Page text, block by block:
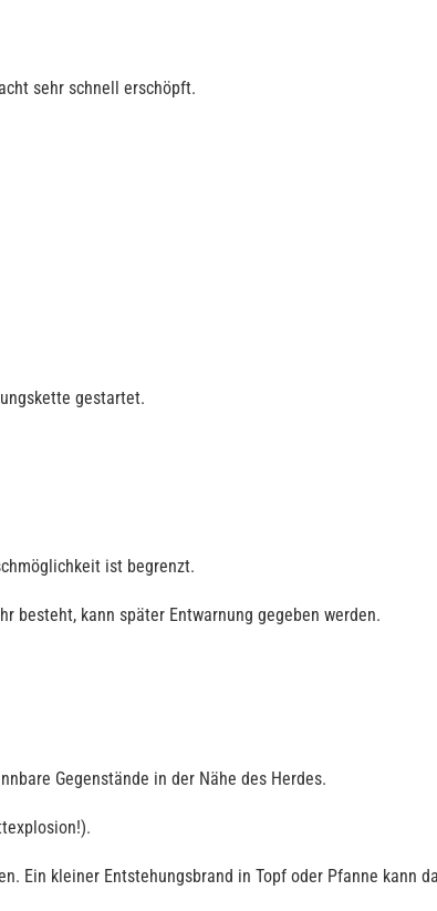
sehr schnell erschöpft.
gestartet.
ist begrenzt.
besteht, kann später Entwarnung gegeben werden.
Gegenstände in der Nähe des Herdes.
Ein kleiner Entstehungsbrand in Topf oder Pfanne kann